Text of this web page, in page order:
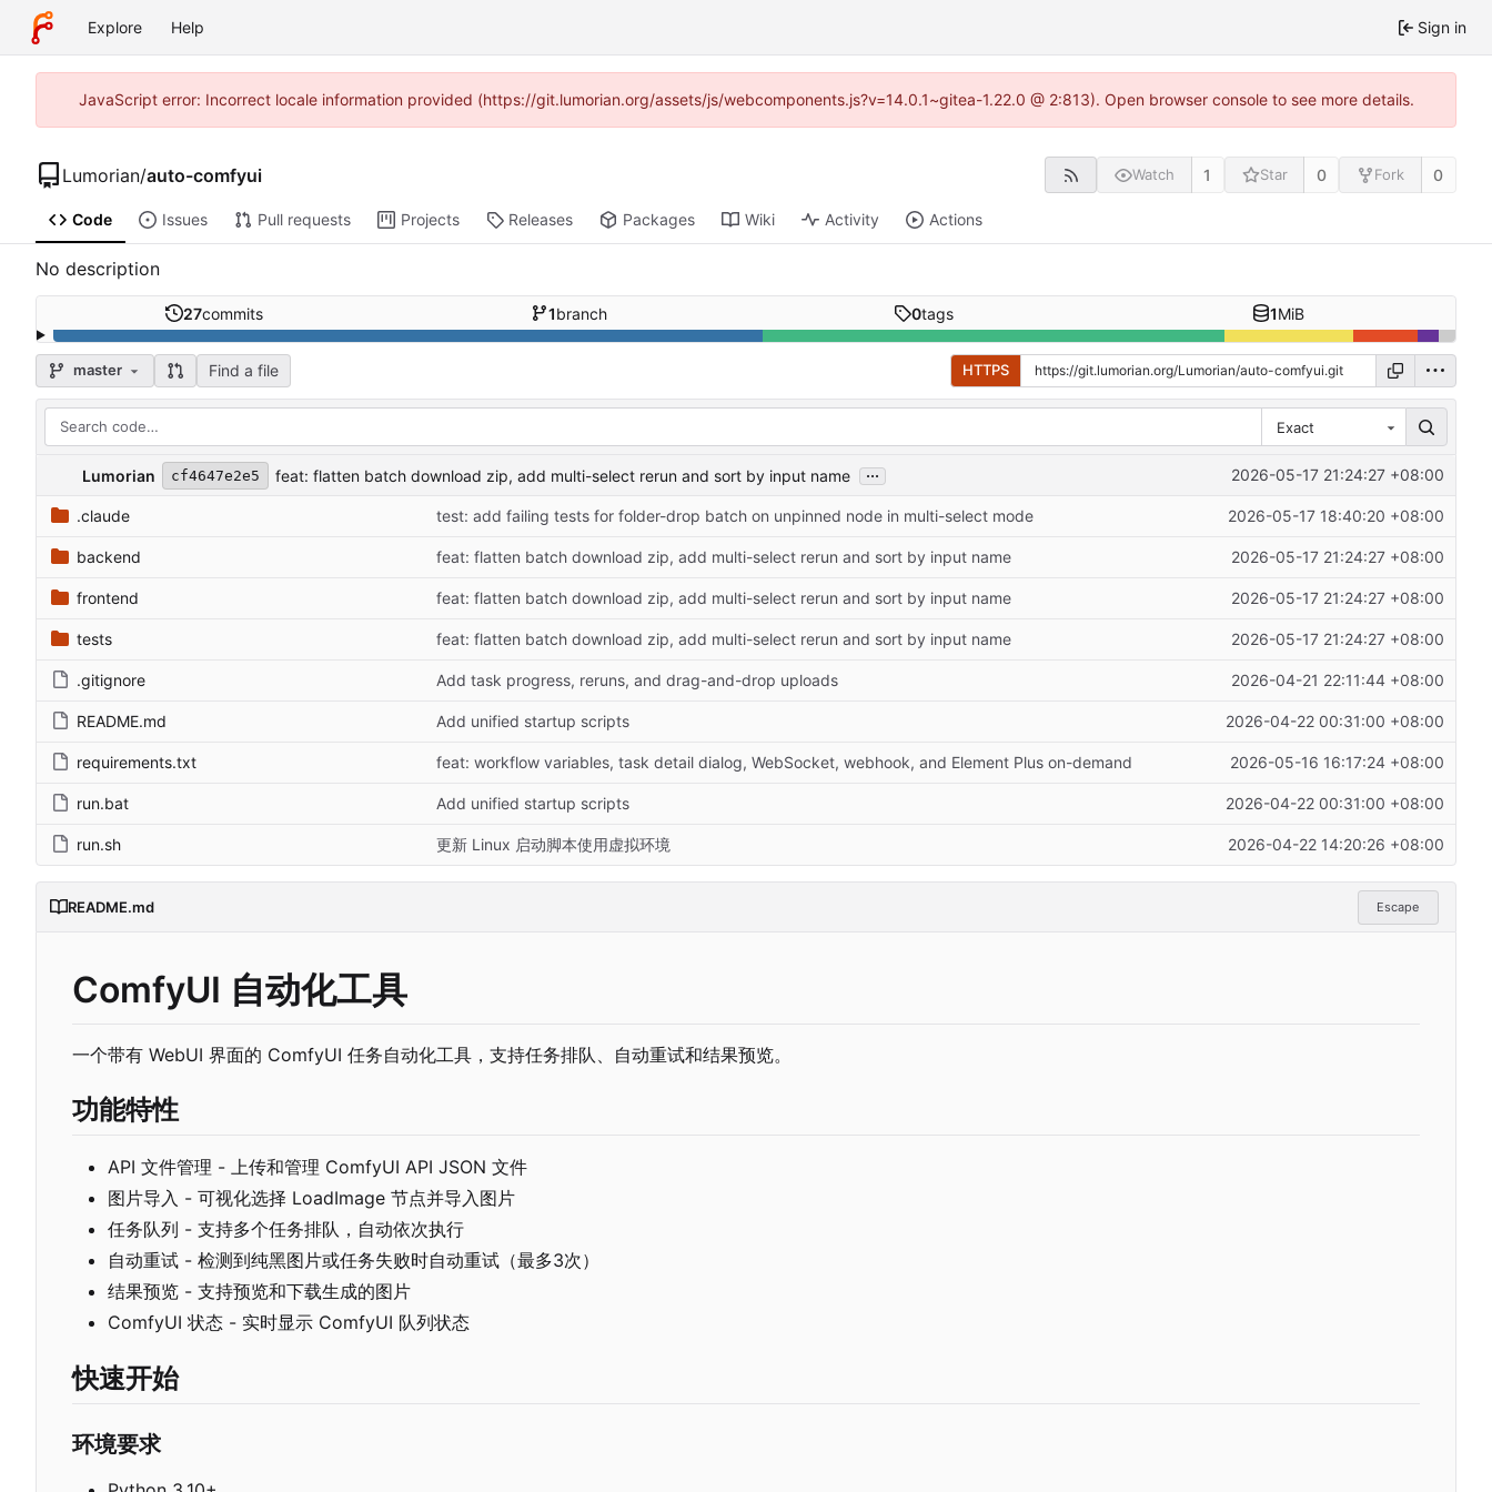
Explore Help Sign in
JavaScript error: Incorrect locale information provided (https://git.lumorian.org/assets/js/webcomponents.js?v=14.0.1~gitea-1.22.0 @ 2:813). Open browser console to see more details.
Lumorian/auto-comfyui Watch 1 Star 0 Fork 0
Code Issues Pull requests Projects Releases Packages Wiki Activity Actions
No description
27commits 1branch 0tags 1MiB
master Find a file HTTPS
Exact
Lumorian cf4647e2e5 feat: flatten batch download zip, add multi-select rerun and sort by input name ... 2026-05-17 21:24:27 +08:00
.claude test: add failing tests for folder-drop batch on unpinned node in multi-select mode 2026-05-17 18:40:20 +08:00
backend feat: flatten batch download zip, add multi-select rerun and sort by input name 2026-05-17 21:24:27 +08:00
frontend feat: flatten batch download zip, add multi-select rerun and sort by input name 2026-05-17 21:24:27 +08:00
tests feat: flatten batch download zip, add multi-select rerun and sort by input name 2026-05-17 21:24:27 +08:00
.gitignore Add task progress, reruns, and drag-and-drop uploads 2026-04-21 22:11:44 +08:00
README.md Add unified startup scripts 2026-04-22 00:31:00 +08:00
requirements.txt feat: workflow variables, task detail dialog, WebSocket, webhook, and Element Plus on-demand 2026-05-16 16:17:24 +08:00
run.bat Add unified startup scripts 2026-04-22 00:31:00 +08:00
run.sh 更新 Linux 启动脚本使用虚拟环境 2026-04-22 14:20:26 +08:00
README.md Escape
ComfyUI 自动化工具
一个带有 WebUI 界面的 ComfyUI 任务自动化工具，支持任务排队、自动重试和结果预览。
功能特性
API 文件管理 - 上传和管理 ComfyUI API JSON 文件
图片导入 - 可视化选择 LoadImage 节点并导入图片
任务队列 - 支持多个任务排队，自动依次执行
自动重试 - 检测到纯黑图片或任务失败时自动重试 （最多3次）
结果预览 - 支持预览和下载生成的图片
ComfyUI 状态 - 实时显示 ComfyUI 队列状态
快速开始
环境要求